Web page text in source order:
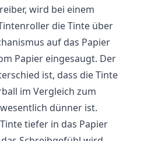
wird bei einem
die Tinte über
auf das Papier
Papier eingesaugt. Der
ist, dass die Tinte
im Vergleich zum
dünner ist.
tiefer in das Papier